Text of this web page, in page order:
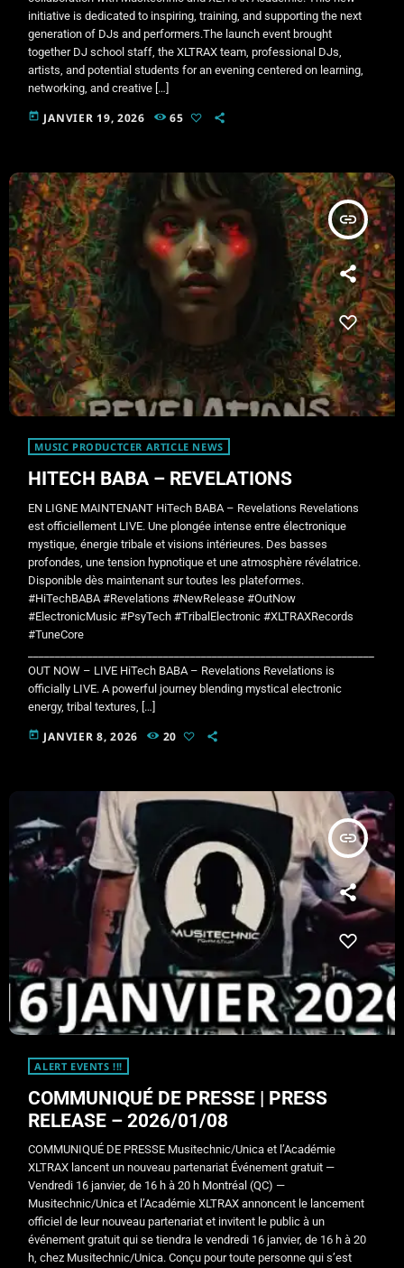
initiative is dedicated to inspiring, training, and supporting the next
generation of DJs and performers.The launch event brought
together DJ school staff, the XLTRAX team, professional DJs,
artists, and potential students for an evening centered on learning,
networking, and creative […]
today JANVIER 19, 2026 65
insert_link
MUSIC PRODUCTCER ARTICLE NEWS
HITECH BABA – REVELATIONS
EN LIGNE MAINTENANT HiTech BABA – Revelations Revelations
est officiellement LIVE. Une plongée intense entre électronique
mystique, énergie tribale et visions intérieures. Des basses
profondes, une tension hypnotique et une atmosphère révélatrice.
Disponible dès maintenant sur toutes les plateformes.
#HiTechBABA #Revelations #NewRelease #OutNow
#ElectronicMusic #PsyTech #TribalElectronic #XLTRAXRecords
#TuneCore
OUT NOW – LIVE HiTech BABA – Revelations Revelations is
officially LIVE. A powerful journey blending mystical electronic
energy, tribal textures, […]
today JANVIER 8, 2026 20
insert_link
ALERT EVENTS !!!
COMMUNIQUÉ DE PRESSE | PRESS
RELEASE – 2026/01/08
COMMUNIQUÉ DE PRESSE Musitechnic/Unica et l’Académie
XLTRAX lancent un nouveau partenariat Événement gratuit —
Vendredi 16 janvier, de 16 h à 20 h Montréal (QC) —
Musitechnic/Unica et l’Académie XLTRAX annoncent le lancement
officiel de leur nouveau partenariat et invitent le public à un
événement gratuit qui se tiendra le vendredi 16 janvier, de 16 h à 20
h, chez Musitechnic/Unica. Conçu pour toute personne qui s’est